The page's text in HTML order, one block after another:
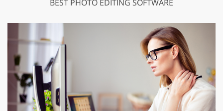
BEST PHOTO EDITING SOFTWARE